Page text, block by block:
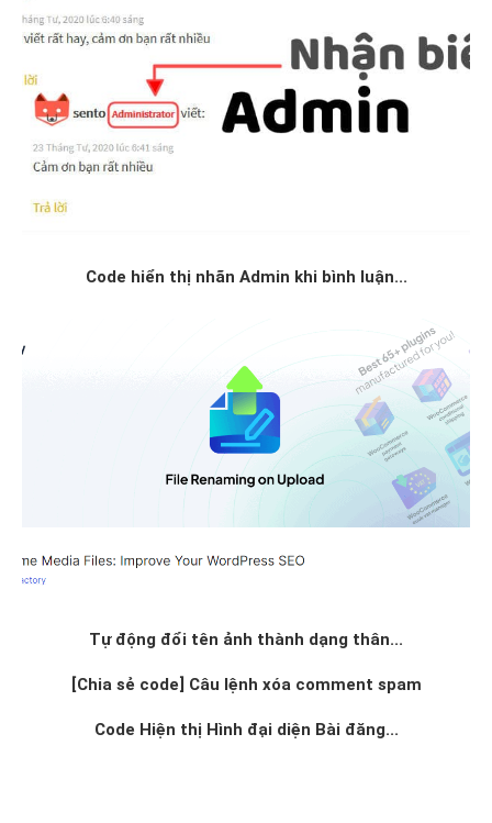
Code hiển thị nhãn Admin khi bình luận...
Tự động đổi tên ảnh thành dạng thân...
[Chia sẻ code] Câu lệnh xóa comment spam
Code Hiện thị Hình đại diện Bài đăng...